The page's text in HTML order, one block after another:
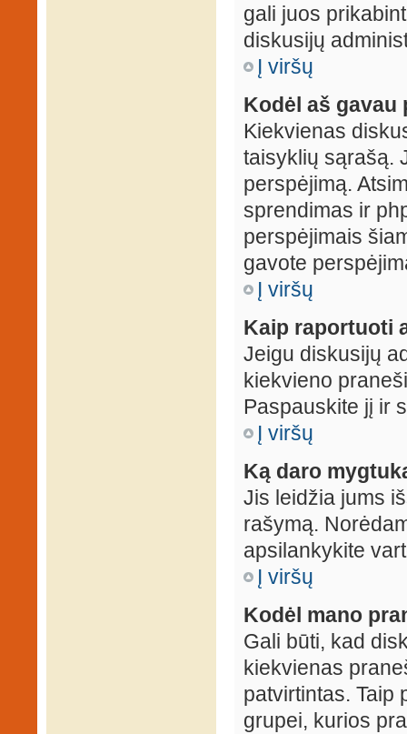
gali juos
diskusijų
Į viršų
Kodėl aš gavau
Kiekvienas
taisyklių sąrašą.
perspėjimą.
sprendimas ir
perspėjimais
gavote
Į viršų
Kaip raportuoti
Jeigu diskusijų
kiekvieno
Paspauskite jį ir
Į viršų
Ką daro
Jis leidžia jums
rašymą.
apsilankykite
Į viršų
Kodėl mano
Gali būti, kad
kiekvienas
patvirtintas. Taip
grupei, kurios